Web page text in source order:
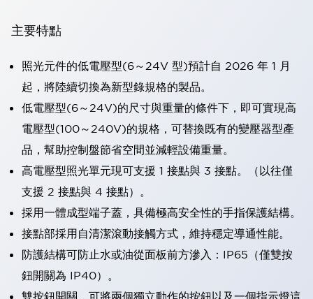
主要特點
照光元件的低電壓型(6～24V 型)預計自 2026 年 1 月
起，將陸續切換為新型錄規格的製品。
低電壓型(6～24V)的尺寸與重量的條件下，即可實現高
電壓型(100～240V)的規格，可替換既有的變壓器型產
品，幫助控制盤節省空間並減輕設備重量。
高電壓型照光單元現可支援 1 接點與 3 接點。（以往僅
支援 2 接點與 4 接點）。
採用一體成型端子蓋，具備極高安全性的手指保護結構。
接點部採用自清潔滾動接觸方式，維持穩定導通性能。
防護結構可防止水或油從面板前方滲入：IP65（僅雙按
鈕開關為 IP40）。
雙按鈕開關，可將兩個獨立動作的按鈕以及一個指示燈這